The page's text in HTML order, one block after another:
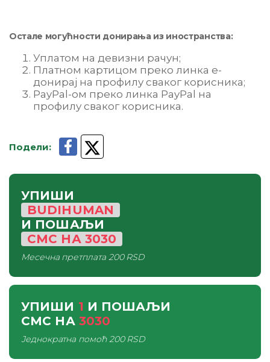
Остале могућности донирања из иностранства:
Уплатом на девизни рачун;
Платном картицом преко линка е-
донирај на профилу сваког корисника;
PayPal-ом преко линка PayPal на
профилу сваког корисника.
Подели:
УПИШИ
BUDIHUMAN
И ПОШАЉИ
СМС НА3030
Месечна претплата200 RSD
УПИШИ 1 И ПОШАЉИ
СМС НА 3030
Једнократна помоћ200 RSD